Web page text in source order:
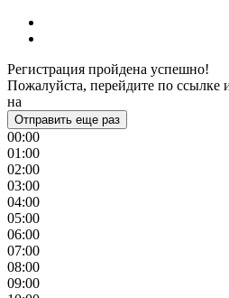
Регистрация пройдена успешно!
Пожалуйста, перейдите по ссылке
на
Отправить еще раз
00:00
01:00
02:00
03:00
04:00
05:00
06:00
07:00
08:00
09:00